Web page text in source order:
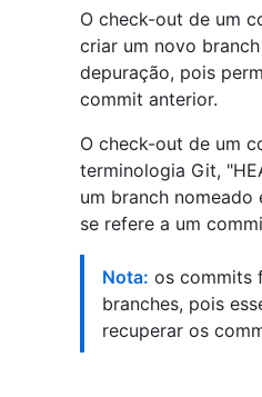
O check-out de um
criar um novo
depuração, pois
commit anterior.
O check-out de um
terminologia Git,
um branch nomeado
se refere a um
Nota: os commits
branches, pois
recuperar os